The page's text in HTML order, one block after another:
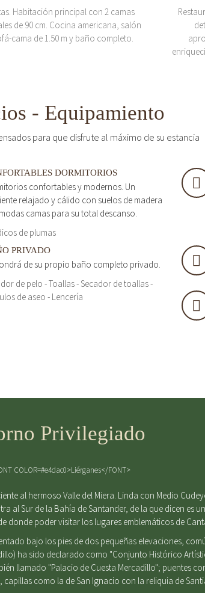
Habitación principal con 2 camas
de 90 cm. Cocina americana, salón
cama de 1.50 m y baño completo.
- Equipamiento
para que disfrute al máximo de su estancia
DORMITORIOS
confortables y modernos. Un
relajado y cálido con suelos de madera
camas para su total descanso.
de plumas
PRIVADO
de su propio baño completo privado.
de pelo - Toallas - Secador de toallas -
de aseo - Lencería
Privilegiado
al hermoso Valle del Miera. Linda con Medio
al Sur de la Bahía de Santander, de la que dicen es
donde poder visitar los lugares emblemáticos de
bajo los pies de dos pequeñas elevaciones,
ha sido declarado como "Conjunto Histórico
llamado "Palacio de Cuesta Mercadillo"; puentes
como la de San Ignacio con la reliquia de